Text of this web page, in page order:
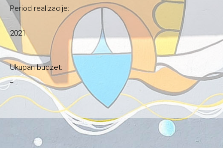
Period realizacije:
2021
Ukupan budzet:
_